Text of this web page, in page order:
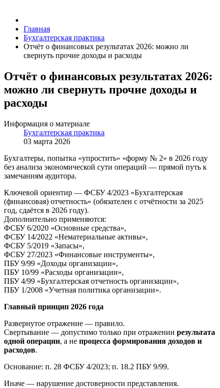
Главная
Бухгалтерская практика
Отчёт о финансовых результатах 2026: можно ли
свернуть прочие доходы и расходы
Отчёт о финансовых результатах 2026:
можно ли свернуть прочие доходы и
расходы
Информация о материале
Бухгалтерская практика
03 марта 2026
Бухгалтеры, попытка «упростить» «форму № 2» в 2026 году
без анализа экономической сути операций — прямой путь к
замечаниям аудитора.
Ключевой ориентир — ФСБУ 4/2023 «Бухгалтерская
(финансовая) отчетность» (обязателен с отчётности за 2025
год, сдаётся в 2026 году).
Дополнительно применяются:
ФСБУ 6/2020 «Основные средства»,
ФСБУ 14/2022 «Нематериальные активы»,
ФСБУ 5/2019 «Запасы»,
ФСБУ 27/2023 «Финансовые инструменты»,
ПБУ 9/99 «Доходы организации»,
ПБУ 10/99 «Расходы организации»,
ПБУ 4/99 «Бухгалтерская отчетность организации»,
ПБУ 1/2008 «Учетная политика организации».
Главный принцип 2026 года
Развернутое отражение — правило.
Свертывание — допустимо только при отражении результата
одной операции, а не процесса формирования доходов и
расходов.
Основание: п. 28 ФСБУ 4/2023; п. 18.2 ПБУ 9/99.
Иначе — нарушение достоверности представления.